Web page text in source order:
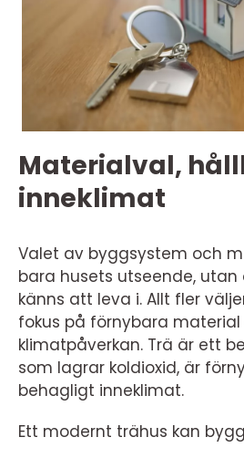
Materialval,
inneklimat
Valet av byggsystem och
bara husets utseende, utan
känns att leva i. Allt fler
fokus på förnybara
klimatpåverkan. Trä är ett
som lagrar koldioxid, är
behagligt inneklimat.
Ett modernt trähus kan